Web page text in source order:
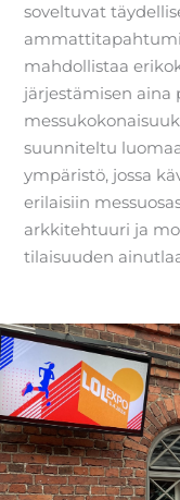
soveltuvat
mahdollistaa
järjestämisen
suunniteltu
ympäristö, jossa
erilaisiin
arkkitehtuuri ja
tilaisuuden